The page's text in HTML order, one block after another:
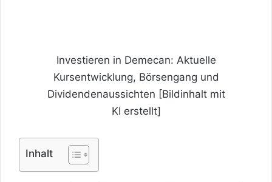
Investieren in Demecan: Aktuelle
Kursentwicklung, Börsengang und
Dividendenaussichten [Bildinhalt mit
KI erstellt]
Inhalt